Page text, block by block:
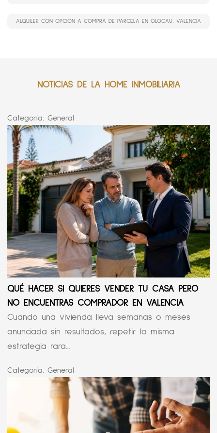
ALQUILER CON OPCIÓN A COMPRA DE PARCELA EN OLOCAU, VALENCIA
NOTICIAS DE LA HOME INMOBILIARIA
Categoría: General
QUÉ HACER SI QUIERES VENDER TU CASA PERO
NO ENCUENTRAS COMPRADOR EN VALENCIA
Cuando una vivienda lleva semanas o meses
anunciada sin resultados, repetir la misma
estrategia rara...
Categoría: General